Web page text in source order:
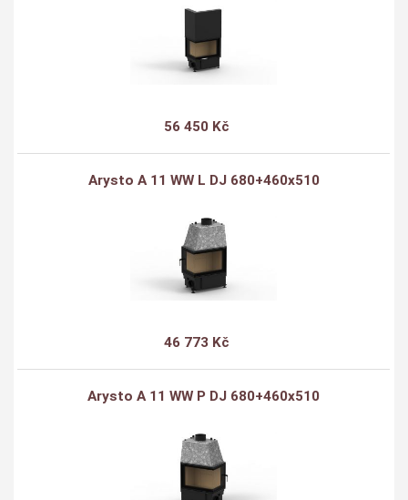
56 450 Kč
Arysto A 11 WW L DJ 680+460x510
46 773 Kč
Arysto A 11 WW P DJ 680+460x510